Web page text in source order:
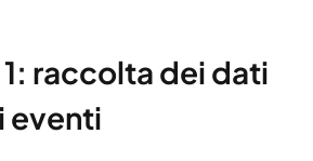
raccolta dei dati
eventi